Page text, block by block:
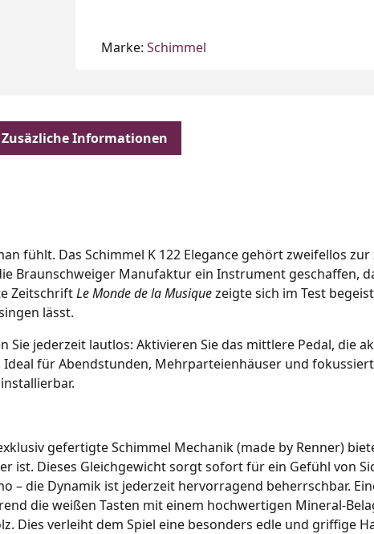
Marke: Schimmel
Zusäzliche Informationen
fühlt. Das Schimmel K 122 Elegance gehört zweifellos
Braunschweiger Manufaktur ein Instrument geschaffen,
ZeitschriftLe Monde de la Musiquezeigte sich im Test
lässt.
Sie jederzeit lautlos: Aktivieren Sie das mittlere Pedal, die
für Abendstunden, Mehrparteienhäuser und
gefertigte Schimmel Mechanik (made by Renner)
ist. Dieses Gleichgewicht sorgt sofort für ein Gefühl von
– die Dynamik ist jederzeit hervorragend beherrschbar.
die weißen Tasten mit einem hochwertigen Mineral-
Dies verleiht dem Spiel eine besonders edle und griffige